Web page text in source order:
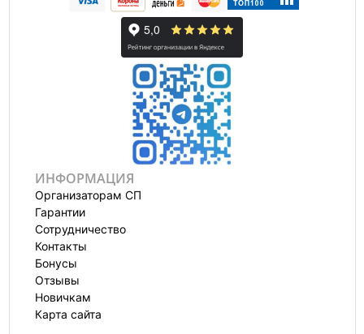
ИНФОРМАЦИЯ
Организаторам СП
Гарантии
Сотрудничество
Контакты
Бонусы
Отзывы
Новичкам
Карта сайта